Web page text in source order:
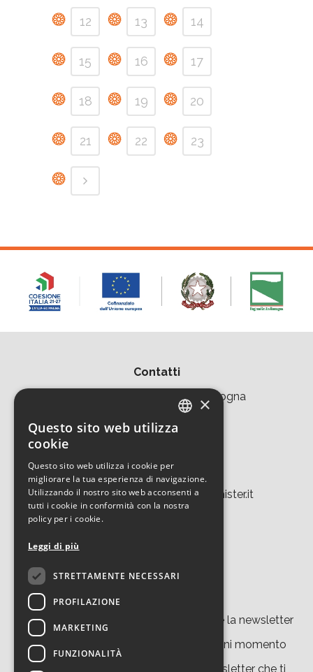
12 13 14
15 16 17
18 19 20
21 22 23
Contatti
Area della Ricerca CNR di Bologna
Via Piero Gobetti 101
Tel. +39 051 639 8457
tecnopolo.bo.cnr@laboratoriomister.it
Iscriviti alla newsletter
Cliccando su “
” accetti di ricevere la newsletter
del nostro sito. Potrai disiscriverti in ogni momento
grazie al link presente in ciascuna newsletter che ti
×
Questo sito web utilizza
cookie
Questo sito web utilizza i cookie per
migliorare la tua esperienza di navigazione.
Utilizzando il nostro sito web acconsenti a
tutti i cookie in conformità con la nostra
policy per i cookie.
Leggi di più
STRETTAMENTE NECESSARI
PROFILAZIONE
MARKETING
FUNZIONALITÀ